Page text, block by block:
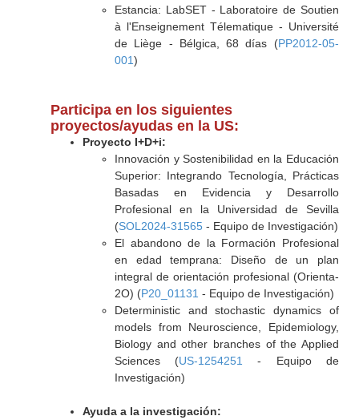
Estancia: LabSET - Laboratoire de Soutien
à l'Enseignement Télematique - Université
de Liège - Bélgica, 68 días (PP2012-05-
001)
Participa en los siguientes
proyectos/ayudas en la US:
Proyecto I+D+i:
Innovación y Sostenibilidad en la Educación
Superior: Integrando Tecnología, Prácticas
Basadas en Evidencia y Desarrollo
Profesional en la Universidad de Sevilla
(SOL2024-31565- Equipo de Investigación)
El abandono de la Formación Profesional
en edad temprana: Diseño de un plan
integral de orientación profesional (Orienta-
2O) (P20_01131 - Equipo de Investigación)
Deterministic and stochastic dynamics of
models from Neuroscience, Epidemiology,
Biology and other branches of the Applied
Sciences (US-1254251
- Equipo de
Investigación)
Ayuda a la investigación: